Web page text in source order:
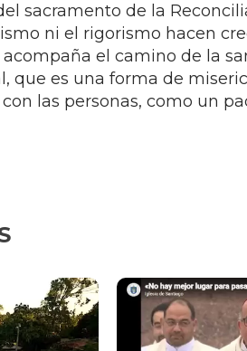
sacramento de la
ni el rigorismo hacen
el camino de la
que es una forma de
las personas, como un